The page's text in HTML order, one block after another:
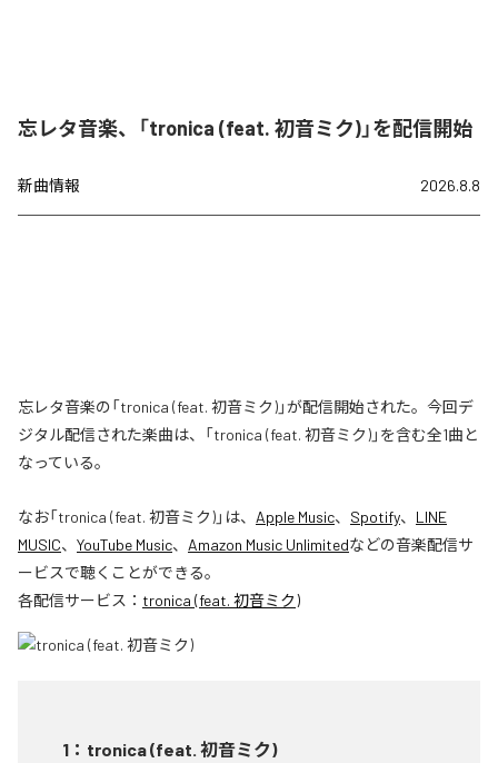
忘レタ音楽、「tronica (feat. 初音ミク)」を配信開始
新曲情報 2026.8.8
忘レタ音楽の「tronica (feat. 初音ミク)」が配信開始された。今回デ
ジタル配信された楽曲は、「tronica (feat. 初音ミク)」を含む全1曲と
なっている。
なお「tronica (feat. 初音ミク)」は、 Apple Music、 Spotify、 LINE
MUSIC、 YouTube Music、 Amazon Music Unlimitedなどの音楽配信サ
ービスで聴くことができる。
各配信サービス： tronica (feat. 初音ミク)
1 ： tronica (feat. 初音ミク)